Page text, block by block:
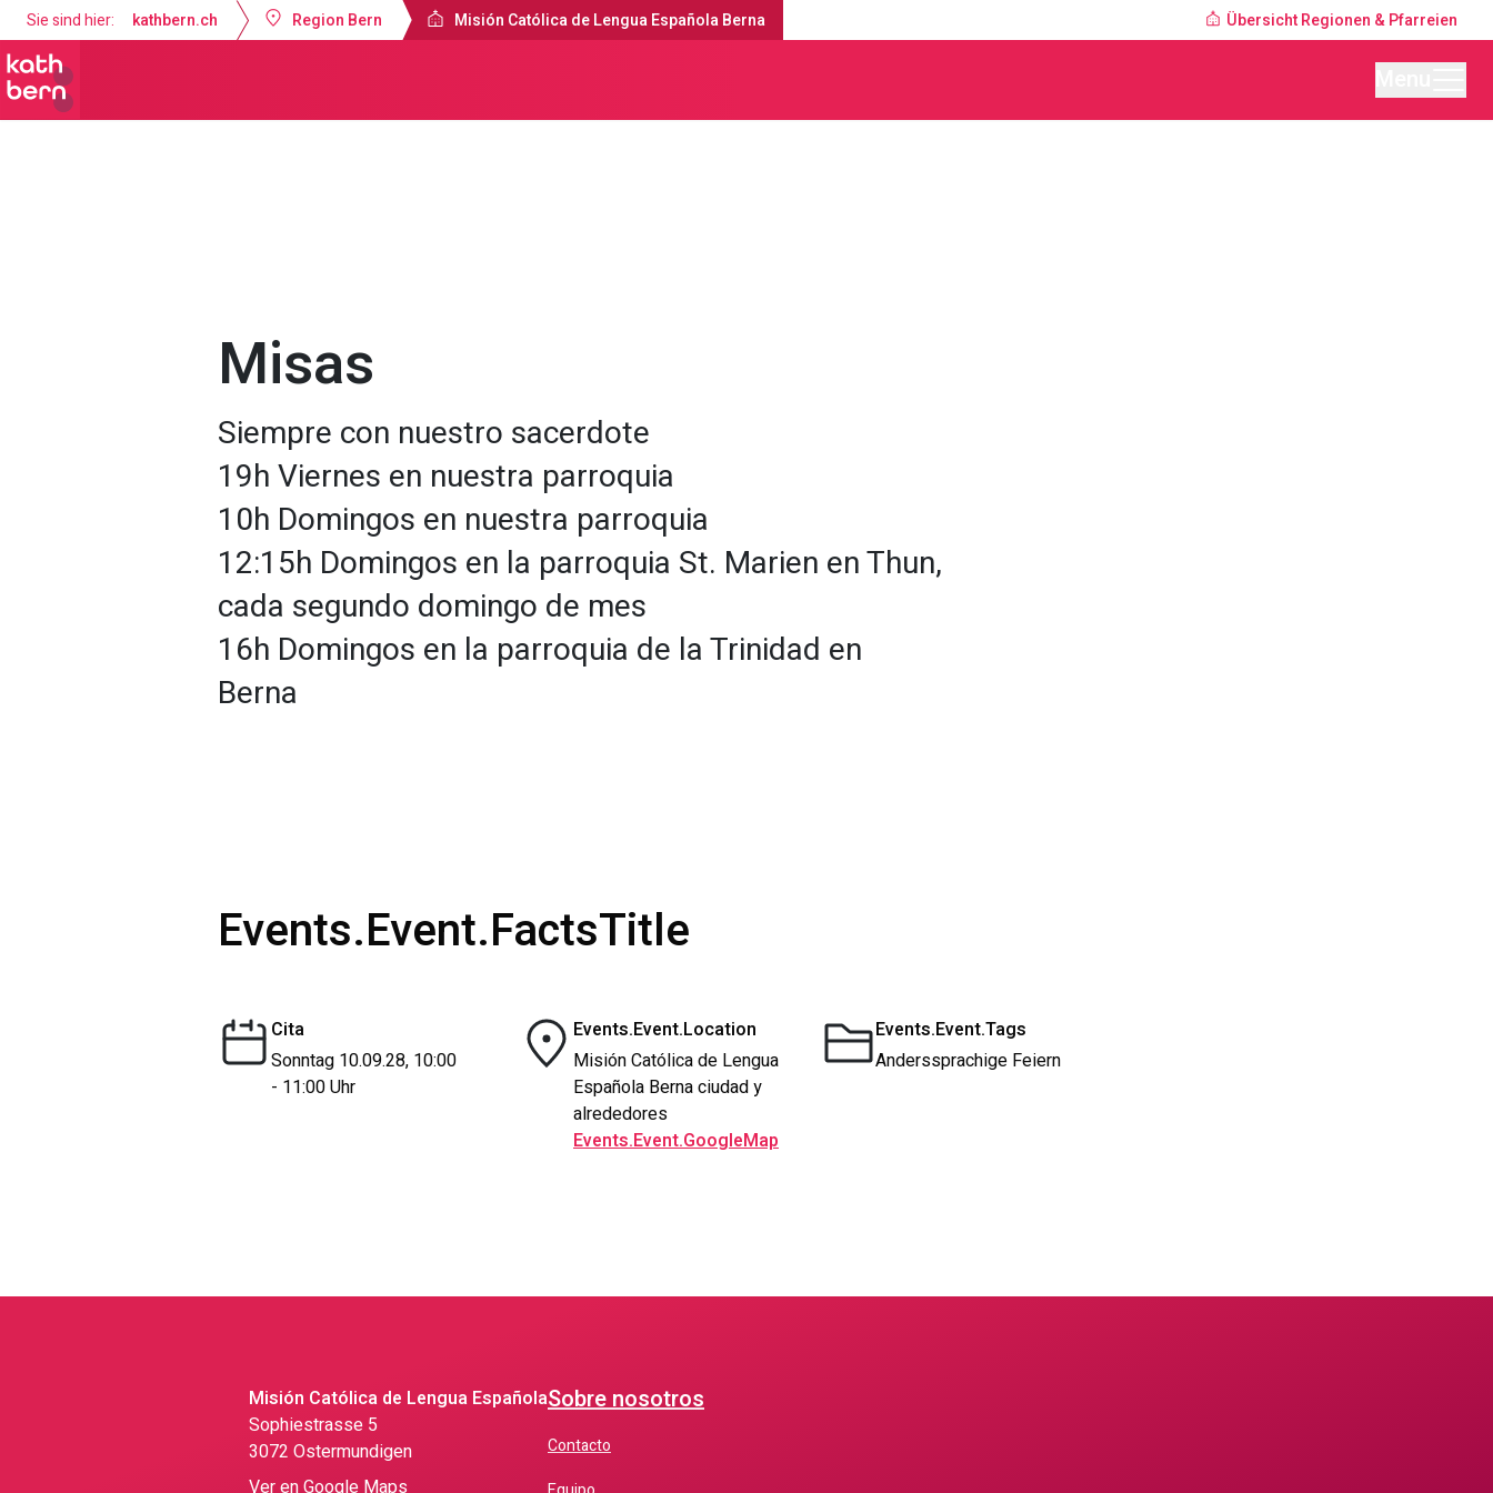
Sie sind hier: kathbern.ch Region Bern Misión Católica de Lengua Española Berna Übersicht Regionen & Pfarreien
Misas
Siempre con nuestro sacerdote
19h Viernes en nuestra parroquia
10h Domingos en nuestra parroquia
12:15h Domingos en la parroquia St. Marien en Thun,
cada segundo domingo de mes
16h Domingos en la parroquia de la Trinidad en
Berna
Events.Event.FactsTitle
Cita
Sonntag 10.09.28, 10:00
- 11:00 Uhr
Events.Event.Location
Misión Católica de Lengua
Española Berna ciudad y
alrededores
Events.Event.GoogleMap
Events.Event.Tags
Anderssprachige Feiern
Misión Católica de Lengua Española
Sophiestrasse 5
3072 Ostermundigen
Ver en Google Maps
Sobre nosotros
Contacto